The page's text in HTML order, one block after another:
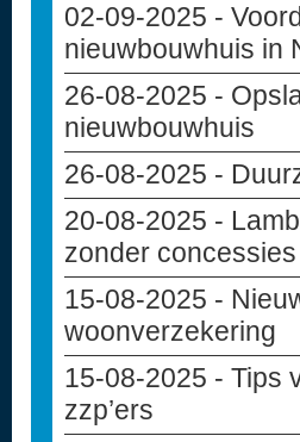
02-09-2025 -
nieuwbouwhuis in
26-08-2025 -
nieuwbouwhuis
26-08-2025 -
20-08-2025 -
zonder concessies
15-08-2025 -
woonverzekering
15-08-2025 - Tips
zzp’ers